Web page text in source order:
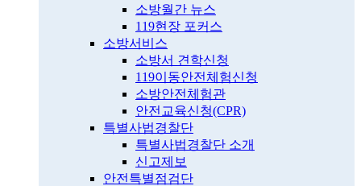
소방월간 뉴스
119현장 포커스
소방서비스
소방서 견학신청
119이동안전체험신청
소방안전체험관
안전교육신청(CPR)
특별사법경찰단
특별사법경찰단 소개
신고제보
안전특별점검단